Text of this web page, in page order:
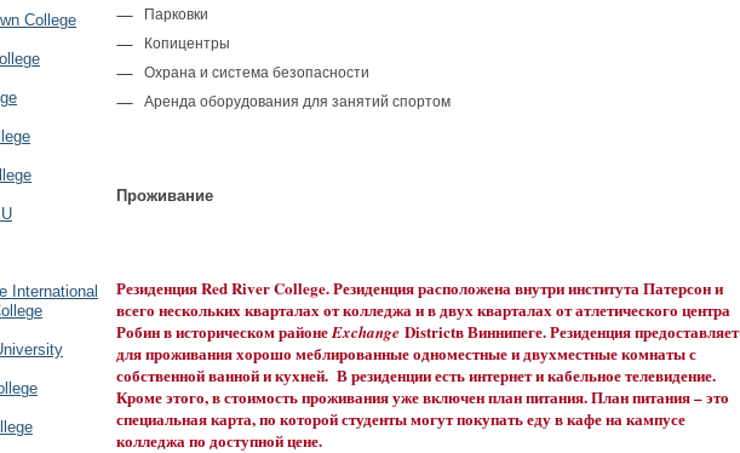
College
International
Парковки
Копицентры
Охрана и система безопасности
Аренда оборудования для занятий спортом
Проживание
Резиденция Red River College. Резиденция расположена внутри института Патерсон и
всего нескольких кварталах от колледжа и в двух кварталах от атлетического центра
Робин в историческом районеExchange Districtв Виннипеге. Резиденция предоставляет
для проживания хорошо меблированные одноместные и двухместные комнаты с
собственной ванной и кухней. В резиденции есть интернет и кабельное телевидение.
Кроме этого, в стоимость проживания уже включен план питания. План питания – это
специальная карта, по которой студенты могут покупать еду в кафе на кампусе
колледжа по доступной цене.